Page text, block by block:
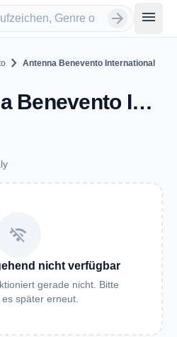
arrow_forward menu
chevron_right Antenna Benevento International
Antenna Benevento International - FM 92.1 - Benevento
wifi_off
nicht verfügbar
gerade nicht. Bitte
später erneut.